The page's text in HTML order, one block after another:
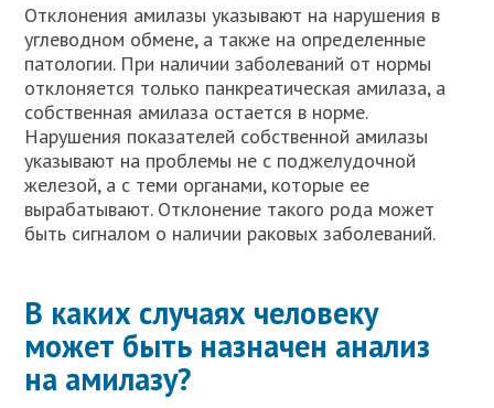
Отклонения амилазы указывают на нарушения в
углеводном обмене, а также на определенные
патологии. При наличии заболеваний от нормы
отклоняется только панкреатическая амилаза, а
собственная амилаза остается в норме.
Нарушения показателей собственной амилазы
указывают на проблемы не с поджелудочной
железой, а с теми органами, которые ее
вырабатывают. Отклонение такого рода может
быть сигналом о наличии раковых заболеваний.
В каких случаях человеку
может быть назначен анализ
на амилазу?